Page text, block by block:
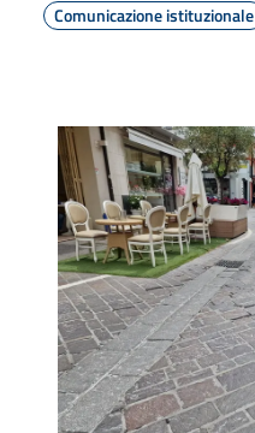
Comunicazione istituzionale